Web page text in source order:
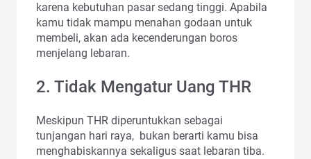
karena kebutuhan pasar sedang tinggi. Apabila
kamu tidak mampu menahan godaan untuk
membeli, akan ada kecenderungan boros
menjelang lebaran.
2. Tidak Mengatur Uang THR
Meskipun THR diperuntukkan sebagai
tunjangan hari raya, bukan berarti kamu bisa
menghabiskannya sekaligus saat lebaran tiba.